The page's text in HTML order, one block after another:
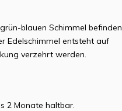
blauen Schimmel befinden
Edelschimmel entsteht auf
verzehrt werden.
2 Monate haltbar.